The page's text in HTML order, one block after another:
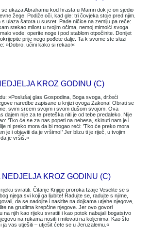
ukaza Abrahamu kod hrasta u Mamri dok je on sjedio
žege. Podiže oči, kad gle: tri čovjeka stoje pred njim.
s ulaza šatora u susret. Pade ničice na zemlju pa reče:
stekao milost u tvojim očima, nemoj mimoići svoga
vode: operite noge i pod stablom otpočinite. Donijet
prije nego pođete dalje. Ta k svome ste sluzi
»Dobro, učini kako si rekao!«
KROZ GODINU (C)
»Poslušaj glas Gospodina, Boga svoga, držeći
naredbe zapisane u knjizi ovoga Zakona! Obrati se
svim srcem svojim i svom dušom svojom. Ova
dajem nije za te preteška niti je od tebe predaleko. Nije
’Tko će se za nas popeti na nebesa, skinuti nam je i
ni preko mora da bi mogao reći: ’Tko će preko mora
je i objaviti da je vršimo!’ Jer blizu ti je riječ, u tvojim
je vršiš.«
KROZ GODINU (C)
svratiti. Čitanje Knjige proroka Izaije Veselite se s
njega svi koji ga ljubite! Radujte se, radujte s njime,
da se nadojite i nasitite na dojkama utjehe njegove,
na grudima krepčine njegove. Jer ovo govori
na njih kao rijeku svratiti i kao potok nabujali bogatstvo
na rukama nositi i milovati na koljenima. Kao što
ja vas utješiti – utješit ćete se u Jeruzalemu.«